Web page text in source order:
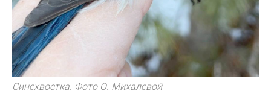
Синехвостка. Фото О. Михалевой